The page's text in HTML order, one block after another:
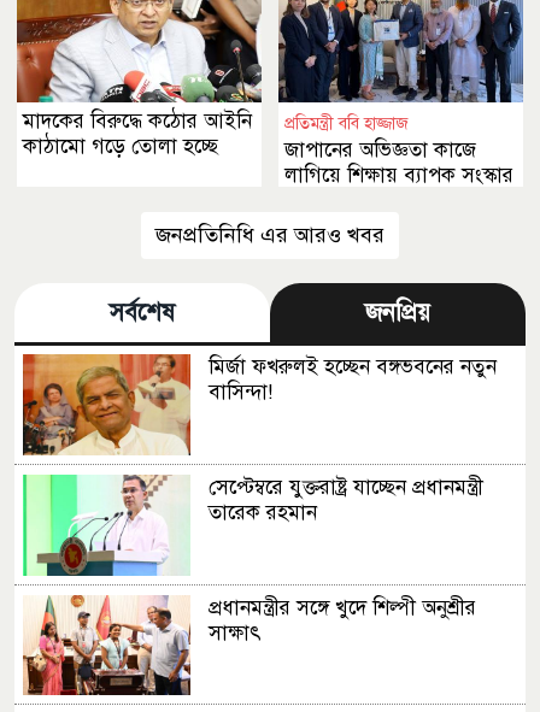
মাদকের বিরুদ্ধে কঠোর আইনি
কাঠামো গড়ে তোলা হচ্ছে
প্রতিমন্ত্রী ববি হাজ্জাজ
জাপানের অভিজ্ঞতা কাজে
লাগিয়ে শিক্ষায় ব্যাপক সংস্কার
জনপ্রতিনিধি এর আরও খবর
সর্বশেষ জনপ্রিয়
মির্জা ফখরুলই হচ্ছেন বঙ্গভবনের নতুন
বাসিন্দা!
সেপ্টেম্বরে যুক্তরাষ্ট্র যাচ্ছেন প্রধানমন্ত্রী
তারেক রহমান
প্রধানমন্ত্রীর সঙ্গে খুদে শিল্পী অনুশ্রীর
সাক্ষাৎ